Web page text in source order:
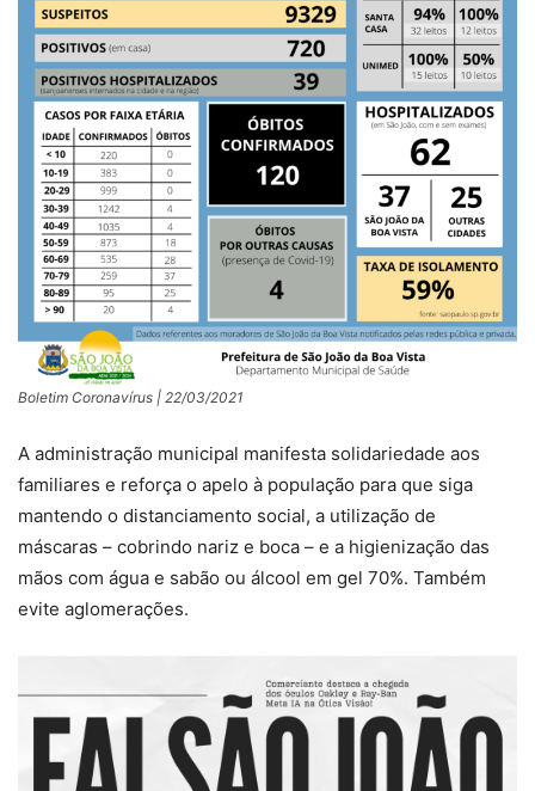
Boletim Coronavírus | 22/03/2021
A administração municipal manifesta solidariedade aos
familiares e reforça o apelo à população para que siga
mantendo o distanciamento social, a utilização de
máscaras – cobrindo nariz e boca – e a higienização das
mãos com água e sabão ou álcool em gel 70%. Também
evite aglomerações.